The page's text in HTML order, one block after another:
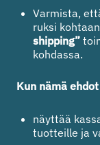
Varmista,
ruksi kohtaan
shipping”
kohdassa.
Kun nämä
näyttää
tuotteille ja